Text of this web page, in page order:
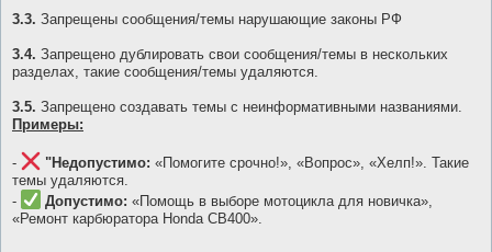
3.3. Запрещены сообщения/темы нарушающие законы РФ
3.4. Запрещено дублировать свои сообщения/темы в нескольких
разделах, такие сообщения/темы удаляются.
3.5. Запрещено создавать темы с неинформативными названиями.
Примеры:
- "Недопустимо: «Помогите срочно!», «Вопрос», «Хелп!». Такие
темы удаляются.
-
Допустимо: «Помощь в выборе мотоцикла для новичка»,
«Ремонт карбюратора Honda CB400».